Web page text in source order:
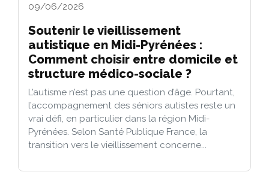
09/06/2026
Soutenir le vieillissement
autistique en Midi-Pyrénées :
Comment choisir entre domicile et
structure médico-sociale ?
L’autisme n’est pas une question d’âge. Pourtant,
l’accompagnement des séniors autistes reste un
vrai défi, en particulier dans la région Midi-
Pyrénées. Selon Santé Publique France, la
transition vers le vieillissement concerne...